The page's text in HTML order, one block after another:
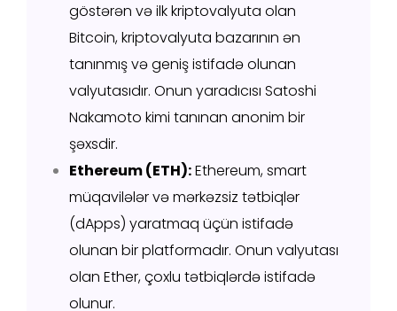
göstərən və ilk kriptovalyuta olan
Bitcoin, kriptovalyuta bazarının ən
tanınmış və geniş istifadə olunan
valyutasıdır. Onun yaradıcısı Satoshi
Nakamoto kimi tanınan anonim bir
şəxsdir.
Ethereum (ETH):Ethereum, smart
müqavilələr və mərkəzsiz tətbiqlər
(dApps) yaratmaq üçün istifadə
olunan bir platformadır. Onun valyutası
olan Ether, çoxlu tətbiqlərdə istifadə
olunur.